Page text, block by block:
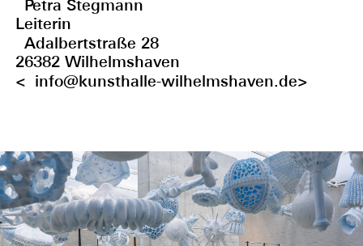
Petra Stegmann
Leiterin
Adalbertstraße 28
26382 Wilhelmshaven
< info@kunsthalle-wilhelmshaven.de>